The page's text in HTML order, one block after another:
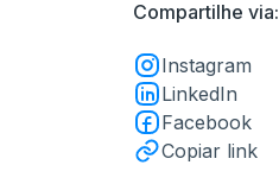
Compartilhe via:
Instagram
LinkedIn
Facebook
Copiar link